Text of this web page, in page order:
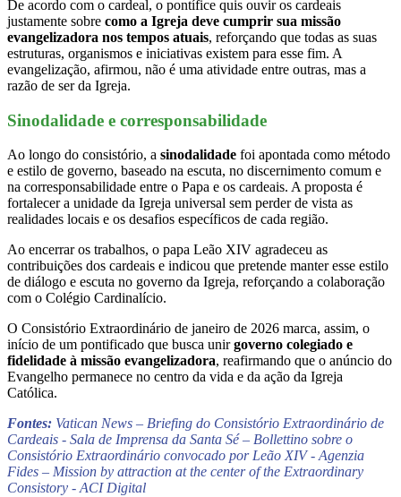
De acordo com o cardeal, o pontífice quis ouvir os cardeais
justamente sobre como a Igreja deve cumprir sua missão
evangelizadora nos tempos atuais, reforçando que todas as suas
estruturas, organismos e iniciativas existem para esse fim. A
evangelização, afirmou, não é uma atividade entre outras, mas a
razão de ser da Igreja.
Sinodalidade e corresponsabilidade
Ao longo do consistório, a sinodalidade foi apontada como método
e estilo de governo, baseado na escuta, no discernimento comum e
na corresponsabilidade entre o Papa e os cardeais. A proposta é
fortalecer a unidade da Igreja universal sem perder de vista as
realidades locais e os desafios específicos de cada região.
Ao encerrar os trabalhos, o papa Leão XIV agradeceu as
contribuições dos cardeais e indicou que pretende manter esse estilo
de diálogo e escuta no governo da Igreja, reforçando a colaboração
com o Colégio Cardinalício.
O Consistório Extraordinário de janeiro de 2026 marca, assim, o
início de um pontificado que busca unirgoverno colegiado e
fidelidade à missão evangelizadora, reafirmando que o anúncio do
Evangelho permanece no centro da vida e da ação da Igreja
Católica.
Fontes: Vatican News – Briefing do Consistório Extraordinário de
Cardeais - Sala de Imprensa da Santa Sé – Bollettino sobre o
Consistório Extraordinário convocado por Leão XIV - Agenzia
Fides – Mission by attraction at the center of the Extraordinary
Consistory - ACI Digital